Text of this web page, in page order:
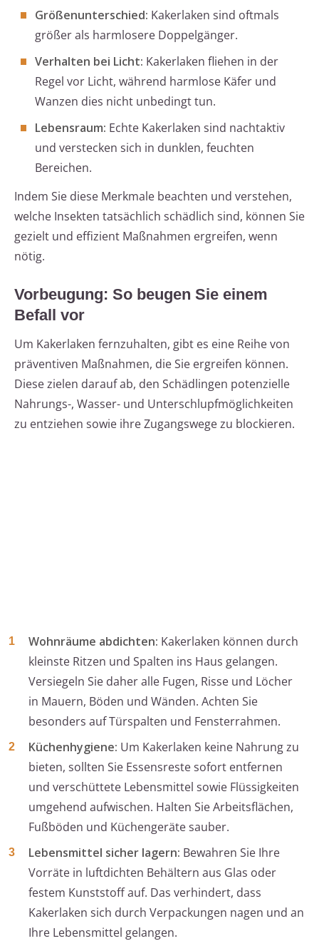
Größenunterschied: Kakerlaken sind oftmals
größer als harmlosere Doppelgänger.
Verhalten bei Licht: Kakerlaken fliehen in der
Regel vor Licht, während harmlose Käfer und
Wanzen dies nicht unbedingt tun.
Lebensraum: Echte Kakerlaken sind nachtaktiv
und verstecken sich in dunklen, feuchten
Bereichen.
Indem Sie diese Merkmale beachten und verstehen,
welche Insekten tatsächlich schädlich sind, können Sie
gezielt und effizient Maßnahmen ergreifen, wenn
nötig.
Vorbeugung: So beugen Sie einem
Befall vor
Um Kakerlaken fernzuhalten, gibt es eine Reihe von
präventiven Maßnahmen, die Sie ergreifen können.
Diese zielen darauf ab, den Schädlingen potenzielle
Nahrungs-, Wasser- und Unterschlupfmöglichkeiten
zu entziehen sowie ihre Zugangswege zu blockieren.
Wohnräume abdichten: Kakerlaken können durch
kleinste Ritzen und Spalten ins Haus gelangen.
Versiegeln Sie daher alle Fugen, Risse und Löcher
in Mauern, Böden und Wänden. Achten Sie
besonders auf Türspalten und Fensterrahmen.
Küchenhygiene: Um Kakerlaken keine Nahrung zu
bieten, sollten Sie Essensreste sofort entfernen
und verschüttete Lebensmittel sowie Flüssigkeiten
umgehend aufwischen. Halten Sie Arbeitsflächen,
Fußböden und Küchengeräte sauber.
Lebensmittel sicher lagern: Bewahren Sie Ihre
Vorräte in luftdichten Behältern aus Glas oder
festem Kunststoff auf. Das verhindert, dass
Kakerlaken sich durch Verpackungen nagen und an
Ihre Lebensmittel gelangen.